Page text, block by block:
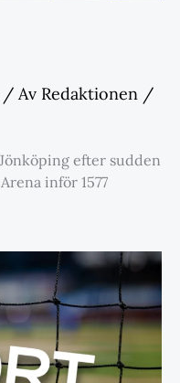
/ Av Redaktionen /
efter sudden
inför 1577